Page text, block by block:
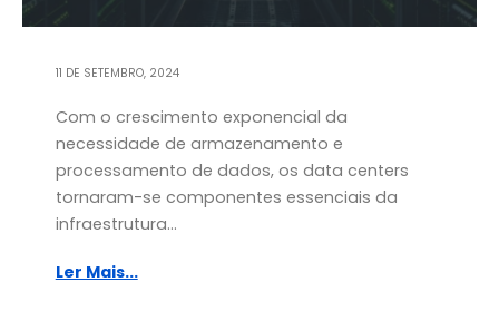
11 DE SETEMBRO, 2024
Com o crescimento exponencial da
necessidade de armazenamento e
processamento de dados, os data centers
tornaram-se componentes essenciais da
infraestrutura...
Ler Mais...